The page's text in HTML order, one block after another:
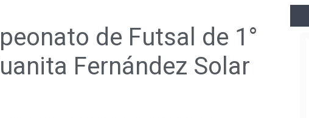
de Futsal de 1°
Fernández Solar